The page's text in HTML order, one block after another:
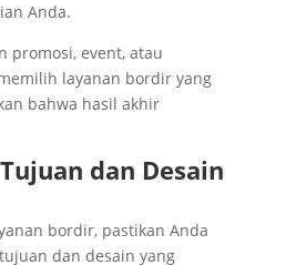
Anda.
promosi, event, atau
layanan bordir yang
bahwa hasil akhir
dan Desain
bordir, pastikan Anda
dan desain yang